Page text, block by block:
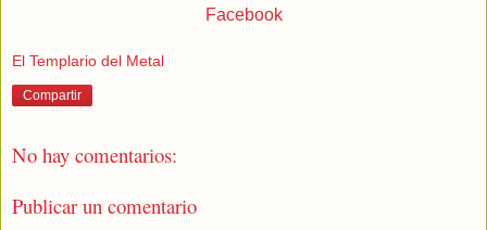
Facebook
El Templario del Metal
Compartir
No hay comentarios:
Publicar un comentario